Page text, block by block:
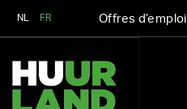
NL FR Offres d’emploi